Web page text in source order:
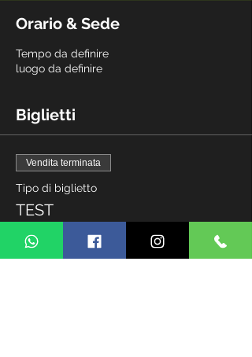
Orario & Sede
Tempo da definire
luogo da definire
Biglietti
Vendita terminata
Tipo di biglietto
TEST
Scopri di più